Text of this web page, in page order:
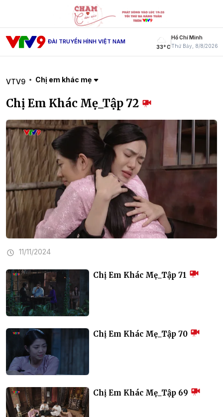
ĐÀI TRUYỀN HÌNH VIỆT NAM
33° C
Hồ Chí Minh
Thứ Bảy, 8/8/2026
VTV9 Chị em khác mẹ
Chị Em Khác Mẹ_Tập 72
11/11/2024
Chị Em Khác Mẹ_Tập 71
Chị Em Khác Mẹ_Tập 70
Chị Em Khác Mẹ_Tập 69